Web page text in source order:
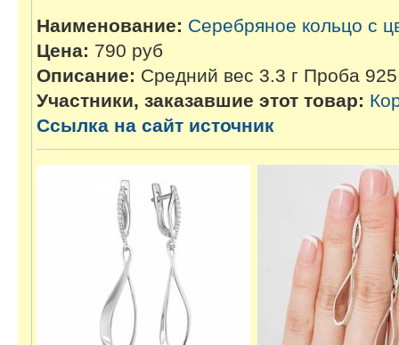
Наименование: Серебряное кольцо с
Цена: 790 руб
Описание: Средний вес 3.3 г Проба
Участники, заказавшие этот товар:
Ссылка на сайт источник